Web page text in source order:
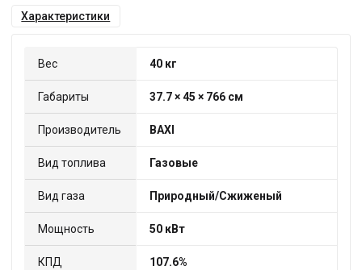
Характеристики
Вес 40 кг
Габариты 37.7 × 45 × 766 см
Производитель BAXI
Вид топлива Газовые
Вид газа Природный/Сжиженый
Мощность 50 кВт
КПД 107.6%